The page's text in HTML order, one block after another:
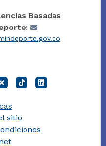
Basadas
sitio